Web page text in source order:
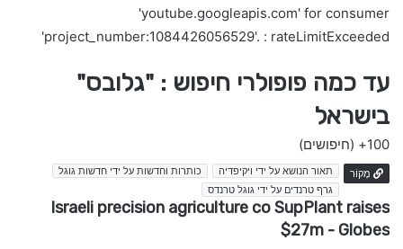
'youtube.googleapis.com' for consumer
'project_number:1084426056529'. : rateLimitExceeded
עד כמה פופולרי חיפוש : "גלובס"
בישראל
100+ (חיפושים)
מָקוֹר תאור הנושא על ידי ויקיפדיה
כותרות וחדשות על ידי חדשות גוגל
גרף טרנדים על ידי גוגל טרנדס
Israeli precision agriculture co SupPlant raises
$27m - Globes